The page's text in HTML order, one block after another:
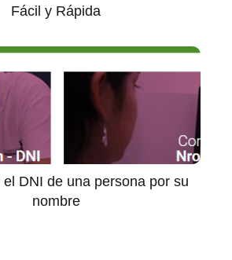
Fácil y Rápida
DNI de una persona por su
nombre